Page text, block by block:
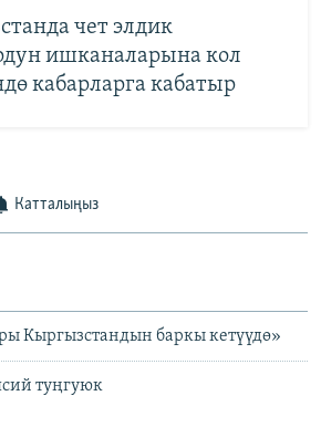
чет элдик
ишканаларына кол
кабарларга кабатыр
Катталыңыз
Кыргызстандын баркы кетүүдө»
туңгуюк